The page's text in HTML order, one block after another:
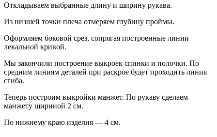
Откладываем выбранные длину и ширину рукава.
Из низшей точки плеча отмеряем глубину проймы.
Оформляем боковой срез, сопрягая построенные линии
лекальной кривой.
Мы закончили построение выкроек спинки и полочки. По
средним линиям деталей при раскрое будет проходить линия
сгиба.
Теперь построим выкройки манжет. По рукаву сделаем
манжету шириной 2 см.
По нижнему краю изделия — 4 см.